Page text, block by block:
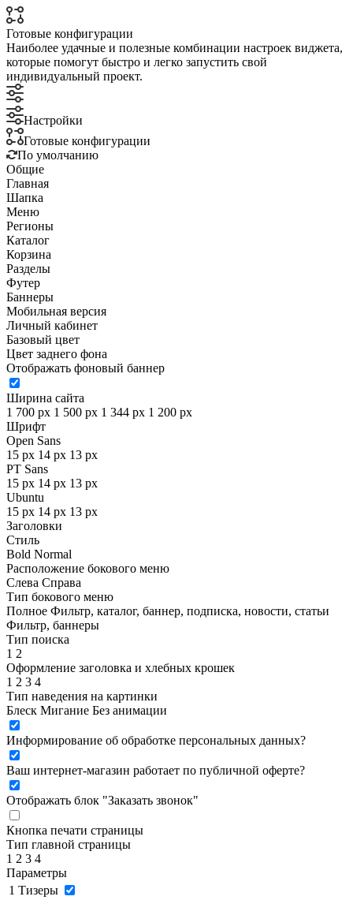
Готовые конфигурации
Наиболее удачные и полезные комбинации настроек виджета,
которые помогут быстро и легко запустить свой
индивидуальный проект.
Настройки
Готовые конфигурации
По умолчанию
Общие
Главная
Шапка
Меню
Регионы
Каталог
Корзина
Разделы
Футер
Баннеры
Мобильная версия
Личный кабинет
Базовый цвет
Цвет заднего фона
Отображать фоновый баннер
Ширина сайта
1 700 px 1 500 px 1 344 px 1 200 px
Шрифт
Open Sans
15 px 14 px 13 px
PT Sans
15 px 14 px 13 px
Ubuntu
15 px 14 px 13 px
Заголовки
Стиль
Bold Normal
Расположение бокового меню
Слева Справа
Тип бокового меню
Полное Фильтр, каталог, баннер, подписка, новости, статьи
Фильтр, баннеры
Тип поиска
1 2
Оформление заголовка и хлебных крошек
1 2 3 4
Тип наведения на картинки
Блеск Мигание Без анимации
Информирование об обработке персональных данных?
Ваш интернет-магазин работает по публичной оферте?
Отображать блок "Заказать звонок"
Кнопка печати страницы
Тип главной страницы
1 2 3 4
Параметры
1 Тизеры